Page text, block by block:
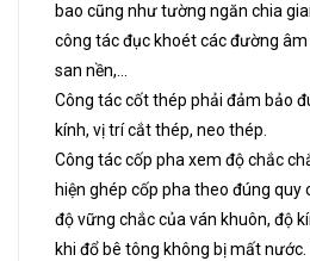
bao cũng như tường ngăn chia
công tác đục khoét các đường
san nền,...
Công tác cốt thép phải đảm bảo
kính, vị trí cắt thép, neo thép.
Công tác cốp pha xem độ chắc
hiện ghép cốp pha theo đúng quy
độ vững chắc của ván khuôn, độ
khi đổ bê tông không bị mất